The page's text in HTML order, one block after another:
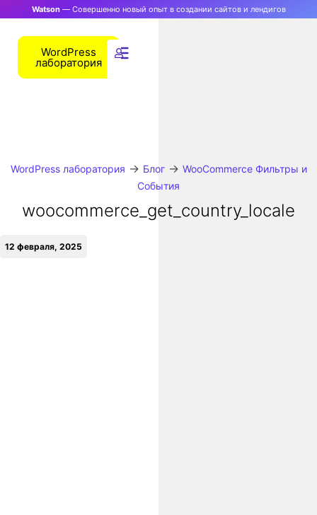
Watson— Совершенно новый опыт в создании сайтов и лендигов
WordPress
лаборатория
WordPress лаборатория → Блог→ WooCommerce Фильтры и
События
woocommerce_get_country_locale
12 февраля, 2025